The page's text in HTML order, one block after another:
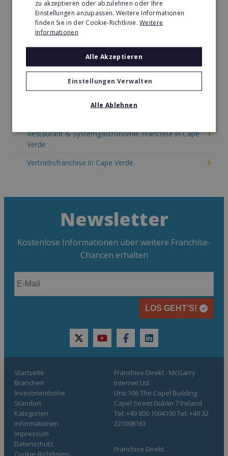
Kinder & Erziehung Franchise in Cape Verde
Kosmetik Franchise in Cape Verde
Medien & Werbung Franchise in Cape Verde
Möbel & Einrichtung Franchise in Cape Verde
Restaurant & Systemgastronomie Franchise in Cape
Verde
Vertriebsfranchise in Cape Verde
Newsletter
Kostenlose Informationen über weitere Franchise-
Chancen erhalten
LOS GEHT’S!
twitteryoutubefacebooklinkedin
Startseite
Branchen
Investmenthöhe
Standort
Kategorien
Informationen
Franchise Direkt
Impressum
Datenschutz
Cookie-Richtlinien
Franchise Direkt - McGarry
Internet Ltd
Unit 106 The Capel Building
Capel Street Dublin 7 Ireland
Tel: +49 800 1004100 Tel: +49 32
221098163
zu akzeptieren oder abzulehnen oder Ihre
Einstellungen anzupassen. Weitere Informationen
finden Sie in der Cookie-Richtlinie.Weitere
Informationen
Alle Akzeptieren
Einstellungen Verwalten
Alle Ablehnen